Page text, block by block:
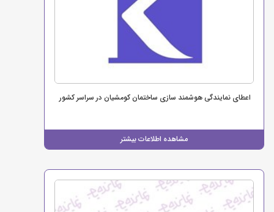
اعطای نمایندگی هوشمند سازی ساختمان کومشیان در سراسر کشور
مشاهده اطلاعات بیشتر